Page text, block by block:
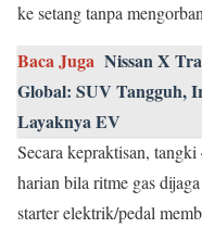
ke setang tanpa
Baca Juga Nissan X
Global: SUV Tangguh,
Layaknya EV
Secara kepraktisan,
harian bila ritme gas
starter elektrik/pedal